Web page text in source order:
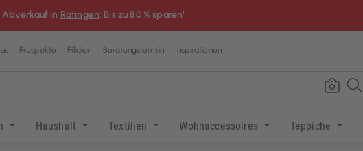
Abverkauf in Ratingen: Bis zu 80 % sparen¹
Prospekte Filialen Beratungstermin Inspirationen
Haushalt Textilien Wohnaccessoires Teppiche